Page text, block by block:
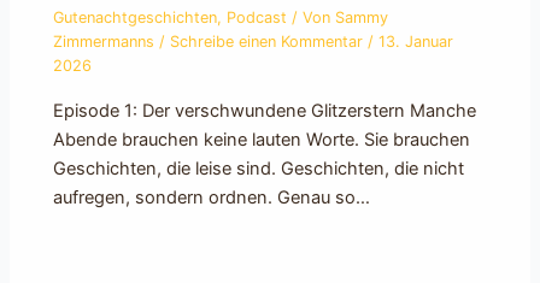
Gutenachtgeschichten, Podcast / Von Sammy
Zimmermanns/ Schreibe einen Kommentar /13. Januar
2026
Episode 1: Der verschwundene Glitzerstern Manche
Abende brauchen keine lauten Worte. Sie brauchen
Geschichten, die leise sind. Geschichten, die nicht
aufregen, sondern ordnen. Genau so…